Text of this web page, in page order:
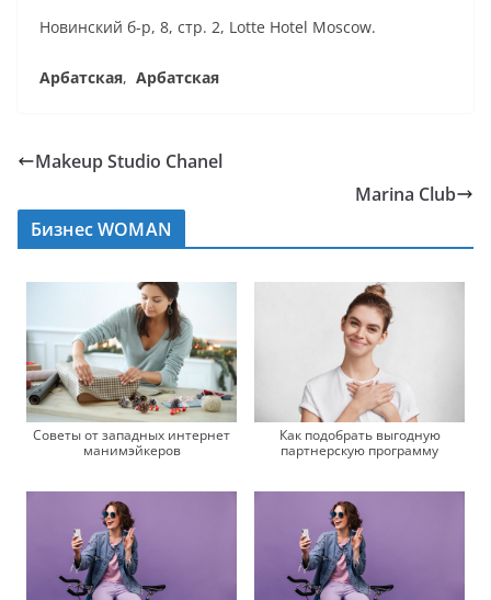
Новинский б-р, 8, стр. 2, Lotte Hotel Moscow.
Арбатская, Арбатская
Makeup Studio Chanel
Marina Club
Бизнес WOMAN
Советы от западных интернет
манимэйкеров
Как подобрать выгодную
партнерскую программу